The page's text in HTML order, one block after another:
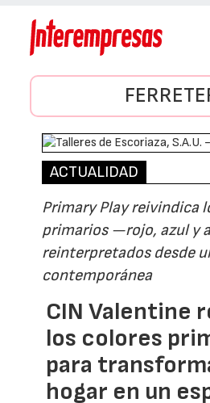
ACTUALIDAD
Primary Play reivindica
primarios —rojo, azul y
reinterpretados desde
contemporánea
CIN Valentine
los colores
para
hogar en un